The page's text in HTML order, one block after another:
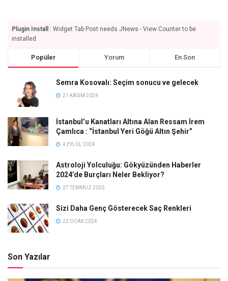
Plugin Install
: Widget Tab Post needs JNews - View Counter to be
installed
Popüler Yorum En Son
Semra Kosovalı: Seçim sonucu ve gelecek
21 KASIM 2024
İstanbul’u Kanatları Altına Alan Ressam İrem
Çamlıca : “İstanbul Yeri Göğü Altın Şehir”
4 EYLÜL 2024
Astroloji Yolculuğu: Gökyüzünden Haberler
2024’de Burçları Neler Bekliyor?
27 TEMMUZ 2025
Sizi Daha Genç Gösterecek Saç Renkleri
22 OCAK 2024
Son Yazılar